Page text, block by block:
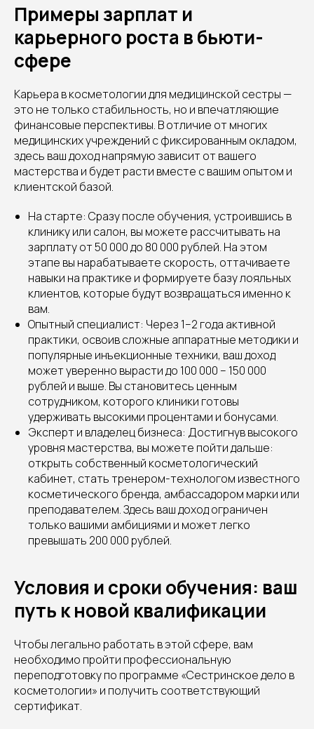
Примеры зарплат и
карьерного роста в бьюти-
сфере
Карьера в косметологии для медицинской сестры —
это не только стабильность, но и впечатляющие
финансовые перспективы. В отличие от многих
медицинских учреждений с фиксированным окладом,
здесь ваш доход напрямую зависит от вашего
мастерства и будет расти вместе с вашим опытом и
клиентской базой.
На старте: Сразу после обучения, устроившись в
клинику или салон, вы можете рассчитывать на
зарплату от 50 000 до 80 000 рублей. На этом
этапе вы нарабатываете скорость, оттачиваете
навыки на практике и формируете базу лояльных
клиентов, которые будут возвращаться именно к
вам.
Опытный специалист: Через 1–2 года активной
практики, освоив сложные аппаратные методики и
популярные инъекционные техники, ваш доход
может уверенно вырасти до 100 000 – 150 000
рублей и выше. Вы становитесь ценным
сотрудником, которого клиники готовы
удерживать высокими процентами и бонусами.
Эксперт и владелец бизнеса: Достигнув высокого
уровня мастерства, вы можете пойти дальше:
открыть собственный косметологический
кабинет, стать тренером-технологом известного
косметического бренда, амбассадором марки или
преподавателем. Здесь ваш доход ограничен
только вашими амбициями и может легко
превышать 200 000 рублей.
Условия и сроки обучения: ваш
путь к новой квалификации
Чтобы легально работать в этой сфере, вам
необходимо пройти профессиональную
переподготовку по программе «Сестринское дело в
косметологии» и получить соответствующий
сертификат.